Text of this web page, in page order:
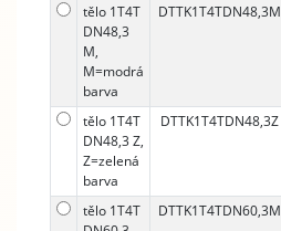
tělo 1T4T
DN48,3
M,
M=modrá
barva
DTTK1T4TDN48,3M
tělo 1T4T
DN48,3 Z,
Z=zelená
barva
DTTK1T4TDN48,3Z
tělo 1T4T
DTTK1T4TDN60,3M